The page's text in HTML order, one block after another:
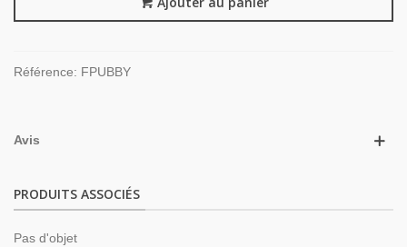
Référence: FPUBBY
Avis
PRODUITS ASSOCIÉS
Pas d'objet